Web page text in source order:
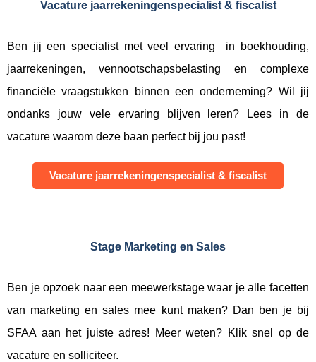
Vacature jaarrekeningenspecialist & fiscalist
Ben jij een specialist met veel ervaring in boekhouding,
jaarrekeningen, vennootschapsbelasting en complexe
financiële vraagstukken binnen een onderneming? Wil jij
ondanks jouw vele ervaring blijven leren? Lees in de
vacature waarom deze baan perfect bij jou past!
Vacature jaarrekeningenspecialist & fiscalist
Stage Marketing en Sales
Ben je opzoek naar een meewerkstage waar je alle facetten
van marketing en sales mee kunt maken? Dan ben je bij
SFAA aan het juiste adres! Meer weten? Klik snel op de
vacature en solliciteer.